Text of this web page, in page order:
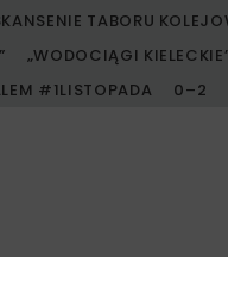
TABORU
„WODOCIĄGI
#1LISTOPADA
0–2